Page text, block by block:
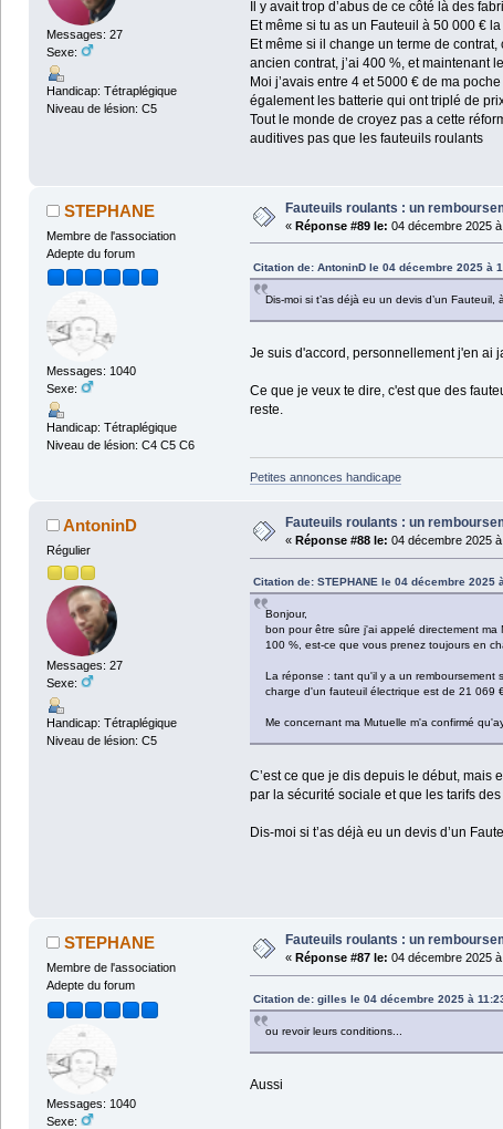
Messages: 27
Sexe:
Handicap: Tétraplégique
Niveau de lésion: C5
Il y avait trop d’abus de ce côté là des
Et même si tu as un Fauteuil à 50 000 €
Et même si il change un terme de
ancien contrat, j’ai 400 %, et maintenant
Moi j’avais entre 4 et 5000 € de ma
également les batterie qui ont triplé de
Tout le monde de croyez pas a cette
auditives pas que les fauteuils roulants
STEPHANE
Membre de l'association
Adepte du forum
Messages: 1040
Sexe:
Handicap: Tétraplégique
Niveau de lésion: C4 C5 C6
Fauteuils roulants : un
« Réponse #89 le: 04 décembre 2025
Citation de: AntoninD le 04 décembre 2025 à
Dis-moi si t’as déjà eu un devis d’un
Je suis d'accord, personnellement j'en ai
Ce que je veux te dire, c'est que des
reste.
Petites annonces handicape
AntoninD
Régulier
Messages: 27
Sexe:
Handicap: Tétraplégique
Niveau de lésion: C5
Fauteuils roulants : un
« Réponse #88 le: 04 décembre 2025
Citation de: STEPHANE le 04 décembre 2025
Bonjour,
bon pour être sûre j'ai appelé directement
100 %, est-ce que vous prenez toujours en
La réponse : tant qu'il y a un remboursement
charge d'un fauteuil électrique est de 21 069
Me concernant ma Mutuelle m'a confirmé
C’est ce que je dis depuis le début, mais
par la sécurité sociale et que les tarifs
Dis-moi si t’as déjà eu un devis d’un
STEPHANE
Membre de l'association
Adepte du forum
Messages: 1040
Sexe:
Fauteuils roulants : un
« Réponse #87 le: 04 décembre 2025
Citation de: gilles le 04 décembre 2025 à
ou revoir leurs conditions...
Aussi